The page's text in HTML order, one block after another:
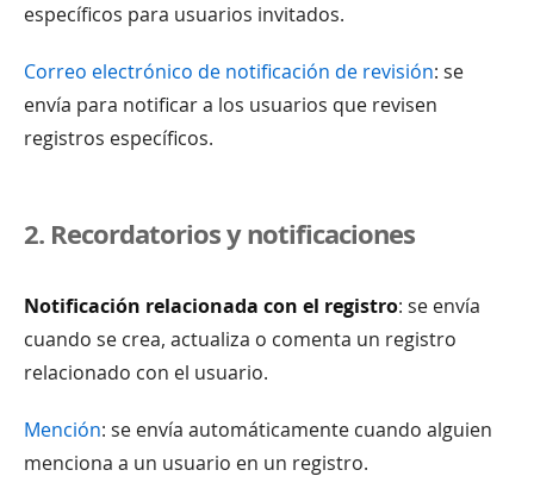
específicos para usuarios invitados.
Correo electrónico de notificación de revisión: se
envía para notificar a los usuarios que revisen
registros específicos.
2. Recordatorios y notificaciones
Notificación relacionada con el registro: se envía
cuando se crea, actualiza o comenta un registro
relacionado con el usuario.
Mención: se envía automáticamente cuando alguien
menciona a un usuario en un registro.